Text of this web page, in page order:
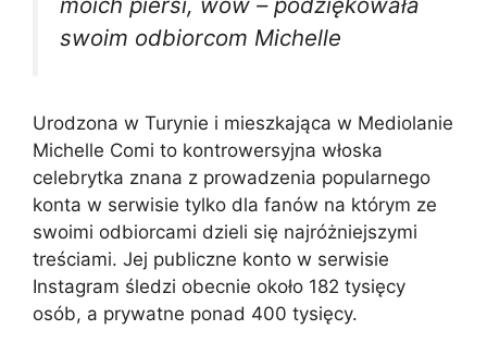
swoim odbiorcom Michelle
Urodzona w Turynie i mieszkająca w Mediolanie
Michelle Comi to kontrowersyjna włoska
celebrytka znana z prowadzenia popularnego
konta w serwisie tylko dla fanów na którym ze
swoimi odbiorcami dzieli się najróżniejszymi
treściami. Jej publiczne konto w serwisie
Instagram śledzi obecnie około 182 tysięcy
osób, a prywatne ponad 400 tysięcy.